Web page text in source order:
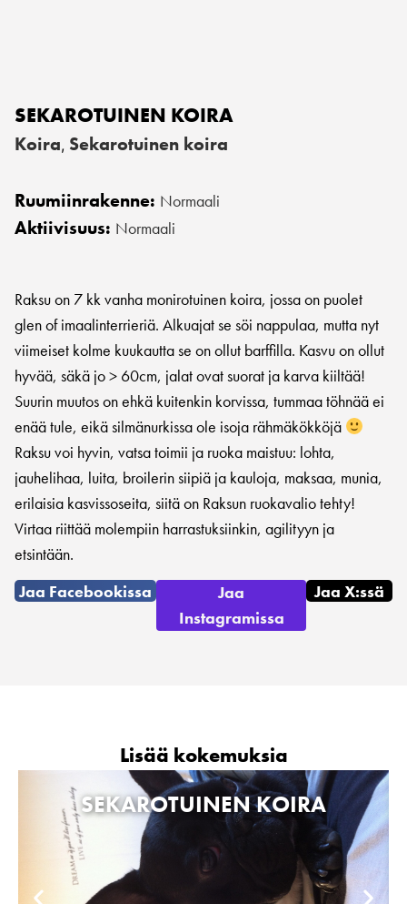
SEKAROTUINEN KOIRA
Koira, Sekarotuinen koira
Ruumiinrakenne: Normaali
Aktiivisuus: Normaali
Raksu on 7 kk vanha monirotuinen koira, jossa on puolet
glen of imaalinterrieriä. Alkuajat se söi nappulaa, mutta nyt
viimeiset kolme kuukautta se on ollut barffilla. Kasvu on ollut
hyvää, säkä jo > 60cm, jalat ovat suorat ja karva kiiltää!
Suurin muutos on ehkä kuitenkin korvissa, tummaa töhnää ei
enää tule, eikä silmänurkissa ole isoja rähmäkökköjä
Raksu voi hyvin, vatsa toimii ja ruoka maistuu: lohta,
jauhelihaa, luita, broilerin siipiä ja kauloja, maksaa, munia,
erilaisia kasvissoseita, siitä on Raksun ruokavalio tehty!
Virtaa riittää molempiin harrastuksiinkin, agilityyn ja
etsintään.
Jaa Facebookissa
Jaa
Instagramissa
Jaa X:ssä
Lisää kokemuksia
SEKAROTUINEN KOIRA